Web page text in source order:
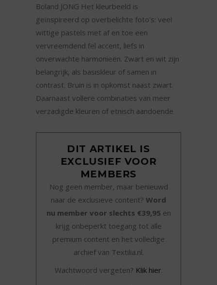
Boland JONG Het kleurbeeld is
geïnspireerd op overbelichte foto’s: veel
wittige pastels met af en toe een
vervreemdend fel accent, liefs in
onverwachte harmonieën. Zwart en wit zijn
belangrijk, als basiskleur of samen in
contrast. Bruin is in opkomst naast zwart.
Daarnaast vollere combinaties van meer
verzadigde kleuren of etnisch aandoende
DIT ARTIKEL IS
EXCLUSIEF VOOR
MEMBERS
Nog geen member, maar benieuwd
naar de exclusieve content? Word
nu member voor slechts €39,95 en
krijg onbeperkt toegang tot alle
premium content en het volledige
archief van Textilia.nl.
Wachtwoord vergeten? Klik hier.